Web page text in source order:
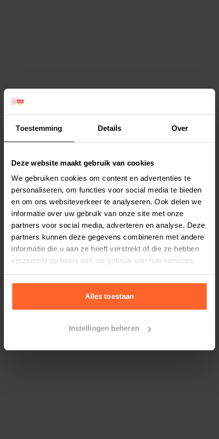
Toestemming Details Over
Deze website maakt gebruik van cookies
We gebruiken cookies om content en advertenties te
personaliseren, om functies voor social media te bieden
en om ons websiteverkeer te analyseren. Ook delen we
informatie over uw gebruik van onze site met onze
partners voor social media, adverteren en analyse. Deze
partners kunnen deze gegevens combineren met andere
informatie die u aan ze heeft verstrekt of die ze hebben
verzameld op basis van uw gebruik van hun services.
Alles toestaan
Instellingen beheren